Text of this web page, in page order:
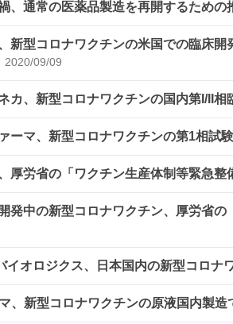
、通常の医薬品製造を再開するため
新型コロナワクチンの米国での臨床
2020/09/09
カ、新型コロナワクチンの国内第I/II
ーマ、新型コロナワクチンの第1相試
厚労省の「ワクチン生産体制等緊急
発中の新型コロナワクチン、厚労省
イオロジクス、日本国内の新型コロナ
、新型コロナワクチンの原液国内製